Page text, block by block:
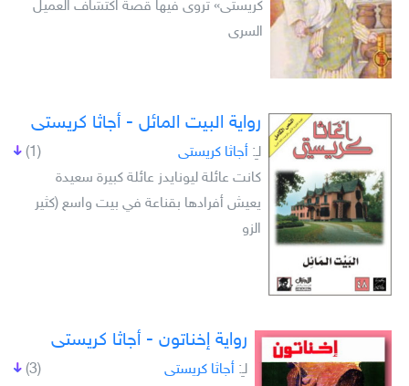
كريستى» تروى فيها قصة اكتشاف العميل
السرى
رواية البيت المائل - أجاثا كريستى
(1) لـِ: أجاثا كريستى
كانت عائلة ليونايدز عائلة كبيرة سعيدة
يعيش أفرادها بقناعة في بيت واسع (كثير
الزو
رواية إخناتون - أجاثا كريستى
(3) لـِ: أجاثا كريستى